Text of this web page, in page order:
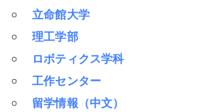
立命館大学
理工学部
ロボティクス学科
工作センター
留学情報（中文）